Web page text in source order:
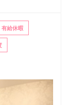
有給休暇